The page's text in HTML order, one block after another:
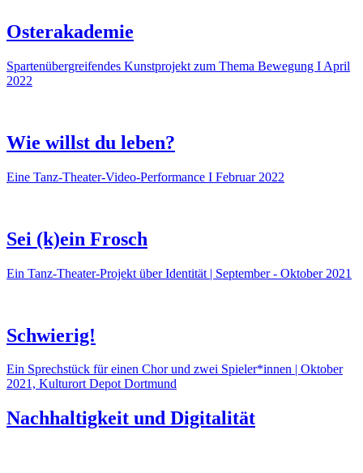
Osterakademie
Spartenübergreifendes Kunstprojekt zum Thema Bewegung I April
2022
Wie willst du leben?
Eine Tanz-Theater-Video-Performance I Februar 2022
Sei (k)ein Frosch
Ein Tanz-Theater-Projekt über Identität | September - Oktober 2021
Schwierig!
Ein Sprechstück für einen Chor und zwei Spieler*innen | Oktober
2021, Kulturort Depot Dortmund
Nachhaltigkeit und Digitalität